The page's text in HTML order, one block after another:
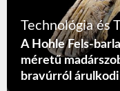
Technológia és
A Hohle Fels-
méretű
bravúrról